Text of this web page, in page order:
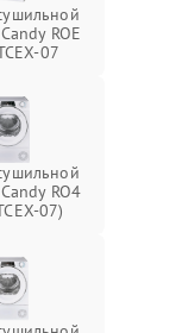
ROE
07
RO4
07)